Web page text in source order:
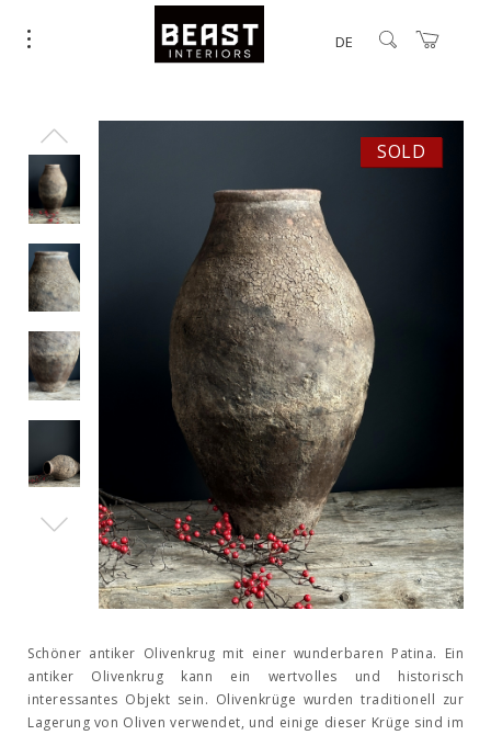
DE
SOLD
Schöner antiker Olivenkrug mit einer wunderbaren Patina. Ein
antiker Olivenkrug kann ein wertvolles und historisch
interessantes Objekt sein. Olivenkrüge wurden traditionell zur
Lagerung von Oliven verwendet, und einige dieser Krüge sind im